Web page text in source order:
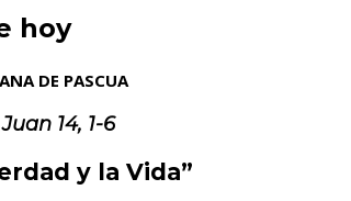
hoy
DE PASCUA
Juan 14, 1-6
y la Vida”